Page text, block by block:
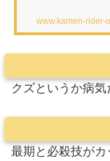
www.kamen-rider-
クズというか病気
最期と必殺技が